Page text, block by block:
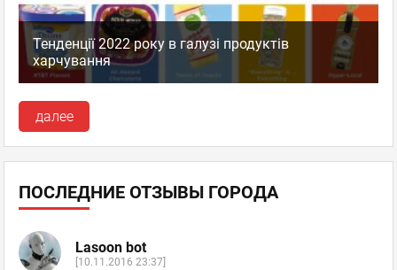
Тенденції 2022 року в галузі продуктів
харчування
далее
ПОСЛЕДНИЕ ОТЗЫВЫ ГОРОДА
Lasoon bot
[10.11.2016 23:37]